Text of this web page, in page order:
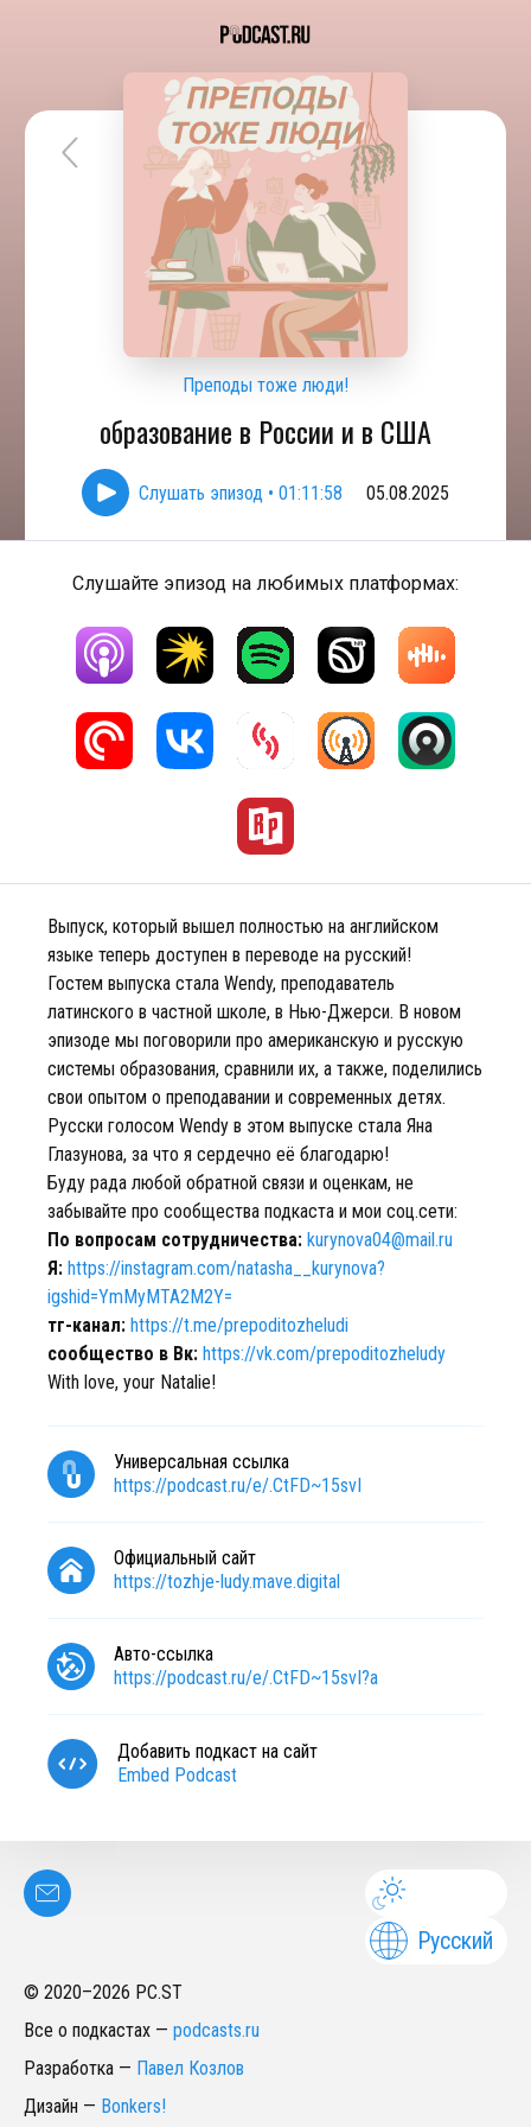
Преподы тоже люди!
образование в России и в США
Слушать эпизод • 01:11:58 05.08.2025
Слушайте эпизод на любимых платформах:
Выпуск, который вышел полностью на английском
языке теперь доступен в переводе на русский!
Гостем выпуска стала Wendy, преподаватель
латинского в частной школе, в Нью-Джерси. В новом
эпизоде мы поговорили про американскую и русскую
системы образования, сравнили их, а также, поделились
свои опытом о преподавании и современных детях.
Русски голосом Wendy в этом выпуске стала Яна
Глазунова, за что я сердечно её благодарю!
Буду рада любой обратной связи и оценкам, не
забывайте про сообщества подкаста и мои соц.сети:
По вопросам сотрудничества: kurynova04@mail.ru
Я: https://instagram.com/natasha__kurynova?
igshid=YmMyMTA2M2Y=
тг-канал: https://t.me/prepoditozheludi
сообщество в Вк: https://vk.com/prepoditozheludy
With love, your Natalie!
Универсальная ссылка
https://podcast.ru/e/.CtFD~15svI
Официальный сайт
https://tozhje-ludy.mave.digital
Авто-ссылка
https://podcast.ru/e/.CtFD~15svI?a
Добавить подкаст на сайт
Embed Podcast
Русский
© 2020–2026 PC.ST
Все о подкастах — podcasts.ru
Разработка — Павел Козлов
Дизайн — Bonkers!